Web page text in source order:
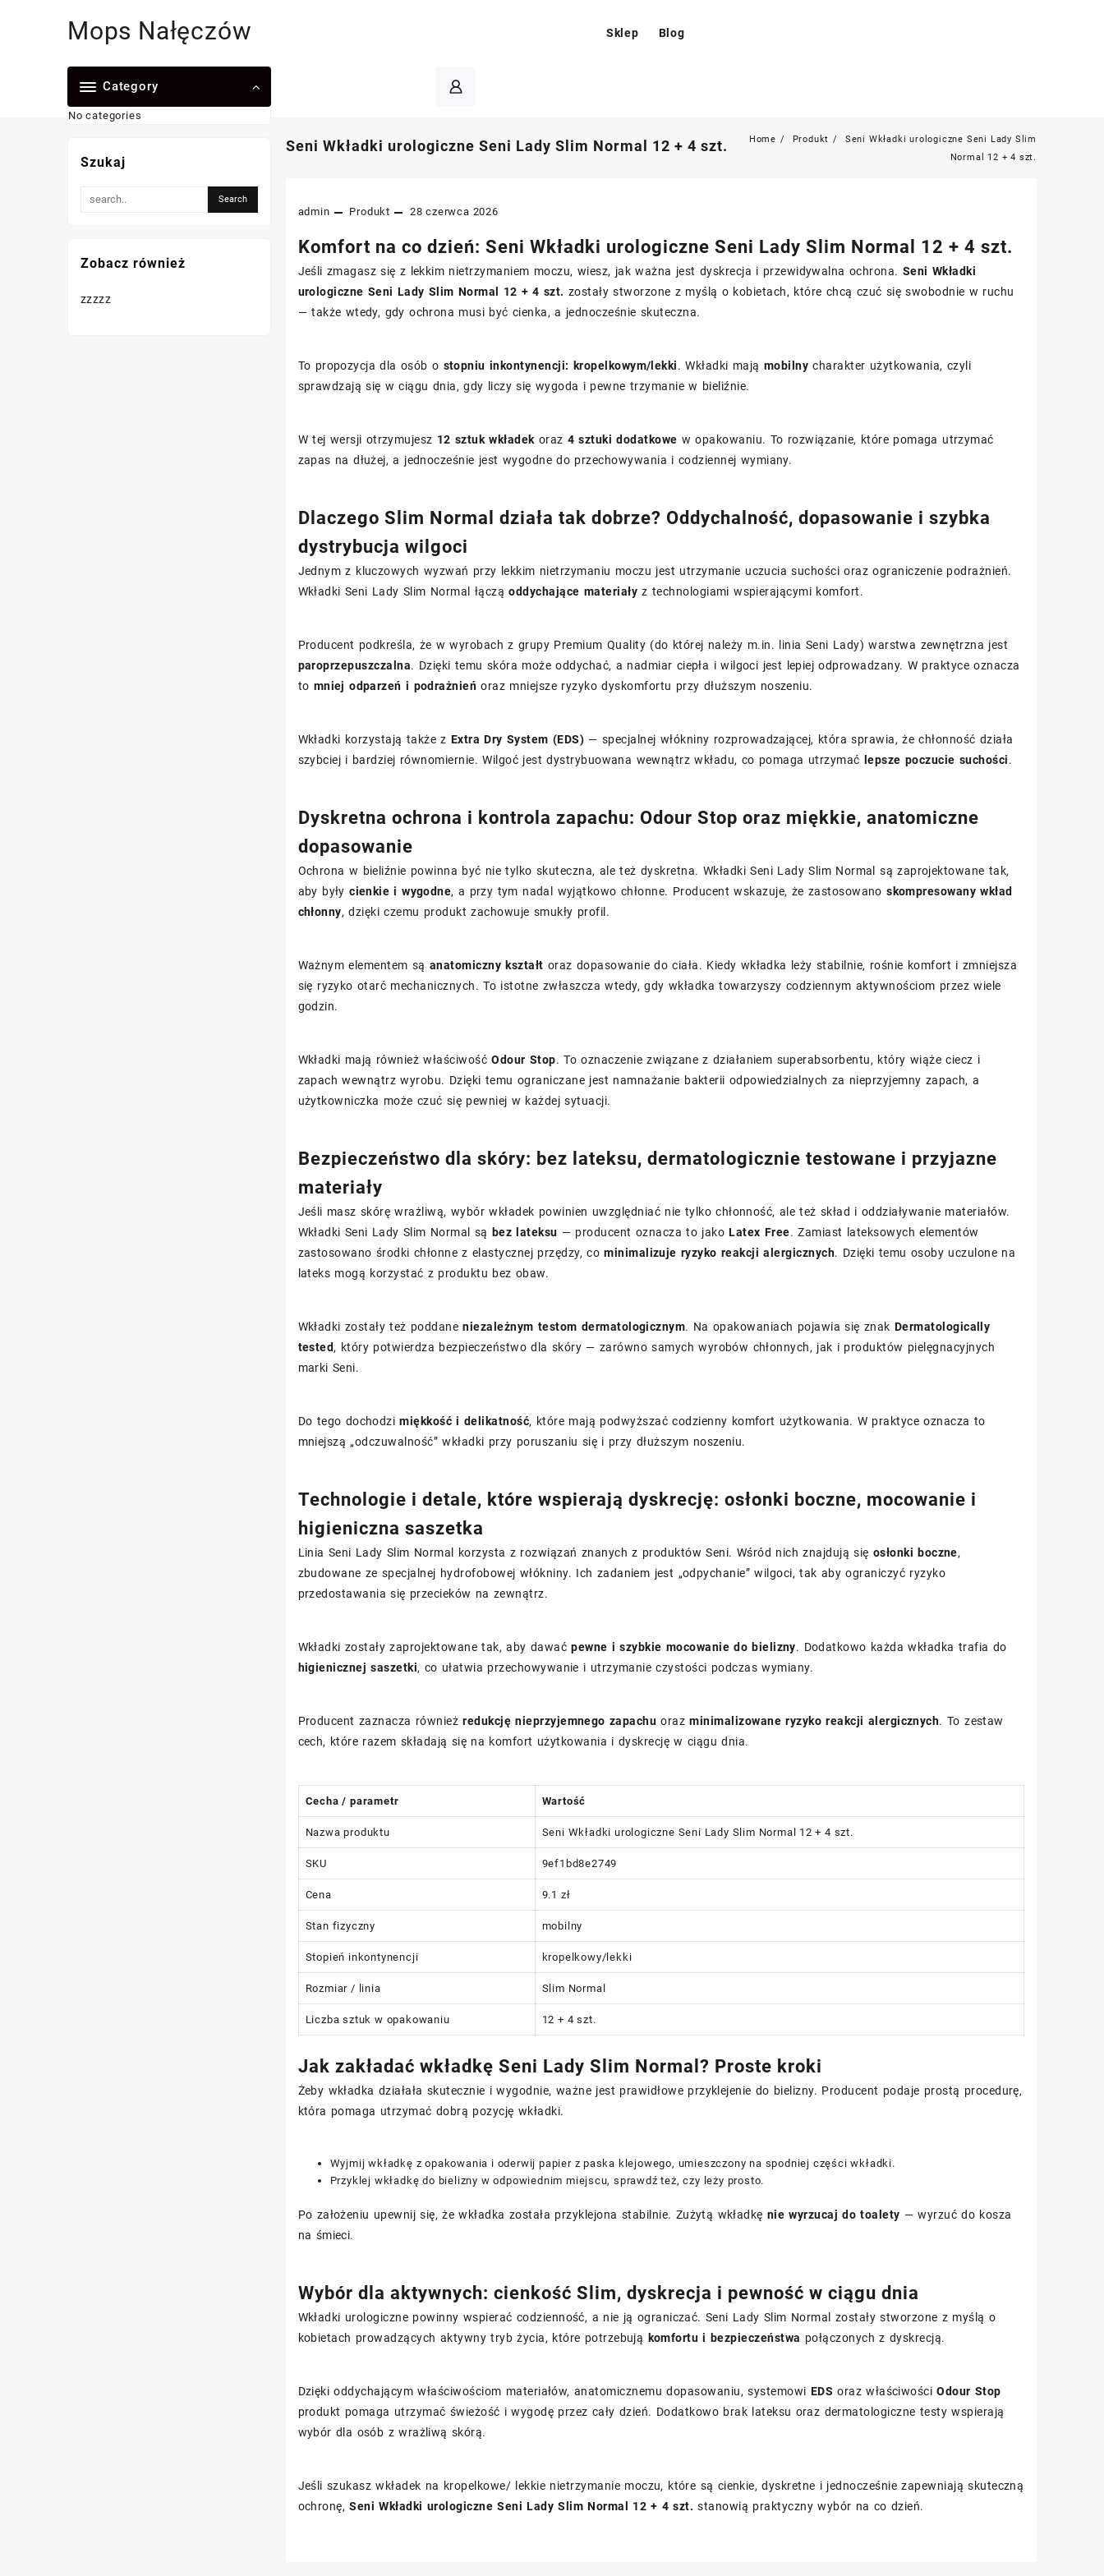
Mops Nałęczów Sklep Blog
Category
No categories
Seni Wkładki urologiczne Seni Lady Slim Normal 12 + 4 szt. Home Produkt
Seni Wkładki urologiczne Seni Lady Slim
Normal 12 + 4 szt.
admin Produkt 28 czerwca 2026
Komfort na co dzień: Seni Wkładki urologiczne Seni Lady Slim Normal 12 + 4 szt.
Jeśli zmagasz się z lekkim nietrzymaniem moczu, wiesz, jak ważna jest dyskrecja i przewidywalna ochrona. Seni Wkładki
urologiczne Seni Lady Slim Normal 12 + 4 szt. zostały stworzone z myślą o kobietach, które chcą czuć się swobodnie w ruchu
— także wtedy, gdy ochrona musi być cienka, a jednocześnie skuteczna.
To propozycja dla osób o stopniu inkontynencji: kropelkowym/lekki. Wkładki mają mobilny charakter użytkowania, czyli
sprawdzają się w ciągu dnia, gdy liczy się wygoda i pewne trzymanie w bieliźnie.
W tej wersji otrzymujesz 12 sztuk wkładek oraz 4 sztuki dodatkowe w opakowaniu. To rozwiązanie, które pomaga utrzymać
zapas na dłużej, a jednocześnie jest wygodne do przechowywania i codziennej wymiany.
Dlaczego Slim Normal działa tak dobrze? Oddychalność, dopasowanie i szybka
dystrybucja wilgoci
Jednym z kluczowych wyzwań przy lekkim nietrzymaniu moczu jest utrzymanie uczucia suchości oraz ograniczenie podrażnień.
Wkładki Seni Lady Slim Normal łącząoddychające materiały z technologiami wspierającymi komfort.
Producent podkreśla, że w wyrobach z grupy Premium Quality (do której należy m.in. linia Seni Lady) warstwa zewnętrzna jest
paroprzepuszczalna. Dzięki temu skóra może oddychać, a nadmiar ciepła i wilgoci jest lepiej odprowadzany. W praktyce oznacza
to mniej odparzeń i podrażnień oraz mniejsze ryzyko dyskomfortu przy dłuższym noszeniu.
Wkładki korzystają także z Extra Dry System (EDS) — specjalnej włókniny rozprowadzającej, która sprawia, że chłonność działa
szybciej i bardziej równomiernie. Wilgoć jest dystrybuowana wewnątrz wkładu, co pomaga utrzymać
lepsze poczucie suchości.
Dyskretna ochrona i kontrola zapachu: Odour Stop oraz miękkie, anatomiczne
dopasowanie
Ochrona w bieliźnie powinna być nie tylko skuteczna, ale też dyskretna. Wkładki Seni Lady Slim Normal są zaprojektowane tak,
aby byłycienkie i wygodne, a przy tym nadal wyjątkowo chłonne. Producent wskazuje, że zastosowanoskompresowany wkład
chłonny, dzięki czemu produkt zachowuje smukły profil.
Ważnym elementem są anatomiczny kształt oraz dopasowanie do ciała. Kiedy wkładka leży stabilnie, rośnie komfort i zmniejsza
się ryzyko otarć mechanicznych. To istotne zwłaszcza wtedy, gdy wkładka towarzyszy codziennym aktywnościom przez wiele
godzin.
Wkładki mają również właściwośćOdour Stop. To oznaczenie związane z działaniem superabsorbentu, który wiąże ciecz i
zapach wewnątrz wyrobu. Dzięki temu ograniczane jest namnażanie bakterii odpowiedzialnych za nieprzyjemny zapach, a
użytkowniczka może czuć się pewniej w każdej sytuacji.
Bezpieczeństwo dla skóry: bez lateksu, dermatologicznie testowane i przyjazne
materiały
Jeśli masz skórę wrażliwą, wybór wkładek powinien uwzględniać nie tylko chłonność, ale też skład i oddziaływanie materiałów.
Wkładki Seni Lady Slim Normal są bez lateksu — producent oznacza to jakoLatex Free. Zamiast lateksowych elementów
zastosowano środki chłonne z elastycznej przędzy, cominimalizuje ryzyko reakcji alergicznych. Dzięki temu osoby uczulone na
lateks mogą korzystać z produktu bez obaw.
Wkładki zostały też poddaneniezależnym testom dermatologicznym. Na opakowaniach pojawia się znak Dermatologically
tested, który potwierdza bezpieczeństwo dla skóry — zarówno samych wyrobów chłonnych, jak i produktów pielęgnacyjnych
marki Seni.
Do tego dochodzimiękkość i delikatność, które mają podwyższać codzienny komfort użytkowania. W praktyce oznacza to
mniejszą „odczuwalność” wkładki przy poruszaniu się i przy dłuższym noszeniu.
Technologie i detale, które wspierają dyskrecję: osłonki boczne, mocowanie i
higieniczna saszetka
Linia Seni Lady Slim Normal korzysta z rozwiązań znanych z produktów Seni. Wśród nich znajdują się osłonki boczne,
zbudowane ze specjalnej hydrofobowej włókniny. Ich zadaniem jest „odpychanie” wilgoci, tak aby ograniczyć ryzyko
przedostawania się przecieków na zewnątrz.
Wkładki zostały zaprojektowane tak, aby dawaćpewne i szybkie mocowanie do bielizny. Dodatkowo każda wkładka trafia do
higienicznej saszetki, co ułatwia przechowywanie i utrzymanie czystości podczas wymiany.
Producent zaznacza równieżredukcję nieprzyjemnego zapachu orazminimalizowane ryzyko reakcji alergicznych. To zestaw
cech, które razem składają się na komfort użytkowania i dyskrecję w ciągu dnia.
Cecha / parametr Wartość
Nazwa produktu Seni Wkładki urologiczne Seni Lady Slim Normal 12 + 4 szt.
SKU 9ef1bd8e2749
Cena 9.1 zł
Stan fizyczny mobilny
Stopień inkontynencji kropelkowy/lekki
Rozmiar / linia Slim Normal
Liczba sztuk w opakowaniu 12 + 4 szt.
Jak zakładać wkładkę Seni Lady Slim Normal? Proste kroki
Żeby wkładka działała skutecznie i wygodnie, ważne jest prawidłowe przyklejenie do bielizny. Producent podaje prostą procedurę,
która pomaga utrzymać dobrą pozycję wkładki.
Wyjmij wkładkę z opakowania i oderwij papier z paska klejowego, umieszczony na spodniej części wkładki.
Przyklej wkładkę do bielizny w odpowiednim miejscu, sprawdź też, czy leży prosto.
Po założeniu upewnij się, że wkładka została przyklejona stabilnie. Zużytą wkładkę nie wyrzucaj do toalety — wyrzuć do kosza
na śmieci.
Wybór dla aktywnych: cienkość Slim, dyskrecja i pewność w ciągu dnia
Wkładki urologiczne powinny wspierać codzienność, a nie ją ograniczać. Seni Lady Slim Normal zostały stworzone z myślą o
kobietach prowadzących aktywny tryb życia, które potrzebują komfortu i bezpieczeństwa połączonych z dyskrecją.
Dzięki oddychającym właściwościom materiałów, anatomicznemu dopasowaniu, systemowi EDS oraz właściwościOdour Stop
produkt pomaga utrzymać świeżość i wygodę przez cały dzień. Dodatkowo brak lateksu oraz dermatologiczne testy wspierają
wybór dla osób z wrażliwą skórą.
Jeśli szukasz wkładek na kropelkowe/ lekkie nietrzymanie moczu, które są cienkie, dyskretne i jednocześnie zapewniają skuteczną
ochronę,Seni Wkładki urologiczne Seni Lady Slim Normal 12 + 4 szt. stanowią praktyczny wybór na co dzień.
Szukaj
Zobacz również
zzzzz